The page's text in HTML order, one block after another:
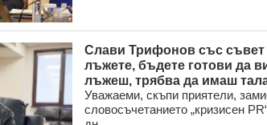
Слави Трифонов със
лъжете, бъдете готови да
лъжеш, трябва да имаш
Уважаеми, скъпи приятели,
словосъчетанието „кризисен